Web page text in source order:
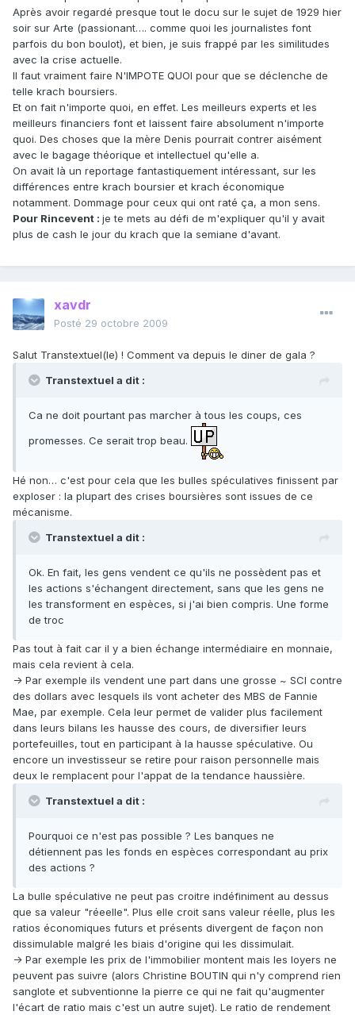
Après avoir regardé presque tout le docu sur le sujet de 1929 hier
soir sur Arte (passionant…. comme quoi les journalistes font
parfois du bon boulot), et bien, je suis frappé par les similitudes
avec la crise actuelle.
Il faut vraiment faire N'IMPOTE QUOI pour que se déclenche de
telle krach boursiers.
Et on fait n'importe quoi, en effet. Les meilleurs experts et les
meilleurs financiers font et laissent faire absolument n'importe
quoi. Des choses que la mère Denis pourrait contrer aisément
avec le bagage théorique et intellectuel qu'elle a.
On avait là un reportage fantastiquement intéressant, sur les
différences entre krach boursier et krach économique
notamment. Dommage pour ceux qui ont raté ça, a mon sens.
Pour Rincevent : je te mets au défi de m'expliquer qu'il y avait
plus de cash le jour du krach que la semiane d'avant.
xavdr
Posté 29 octobre 2009
Salut Transtextuel(le) ! Comment va depuis le diner de gala ?
Transtextuel a dit :
Ca ne doit pourtant pas marcher à tous les coups, ces
promesses. Ce serait trop beau.
Hé non… c'est pour cela que les bulles spéculatives finissent par
exploser : la plupart des crises boursières sont issues de ce
mécanisme.
Transtextuel a dit :
Ok. En fait, les gens vendent ce qu'ils ne possèdent pas et
les actions s'échangent directement, sans que les gens ne
les transforment en espèces, si j'ai bien compris. Une forme
de troc
Pas tout à fait car il y a bien échange intermédiaire en monnaie,
mais cela revient à cela.
-> Par exemple ils vendent une part dans une grosse ~ SCI contre
des dollars avec lesquels ils vont acheter des MBS de Fannie
Mae, par exemple. Cela leur permet de valider plus facilement
dans leurs bilans les hausse des cours, de diversifier leurs
portefeuilles, tout en participant à la hausse spéculative. Ou
encore un investisseur se retire pour raison personnelle mais
deux le remplacent pour l'appat de la tendance haussière.
Transtextuel a dit :
Pourquoi ce n'est pas possible ? Les banques ne
détiennent pas les fonds en espèces correspondant au prix
des actions ?
La bulle spéculative ne peut pas croitre indéfiniment au dessus
que sa valeur "réeelle". Plus elle croit sans valeur réelle, plus les
ratios économiques futurs et présents divergent de façon non
dissimulable malgré les biais d'origine qui les dissimulait.
-> Par exemple les prix de l'immobilier montent mais les loyers ne
peuvent pas suivre (alors Christine BOUTIN qui n'y comprend rien
sanglote et subventionne la pierre ce qui ne fait qu'augmenter
l'écart de ratio mais c'est un autre sujet). Le ratio de rendement